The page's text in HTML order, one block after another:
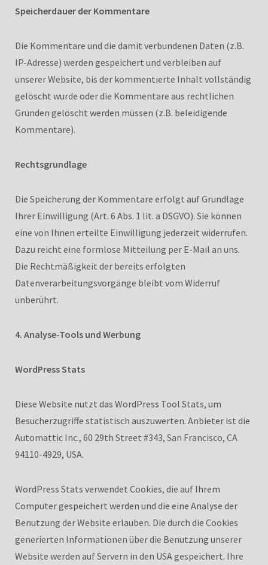
Speicherdauer der Kommentare
Die Kommentare und die damit verbundenen Daten (z.B.
IP-Adresse) werden gespeichert und verbleiben auf
unserer Website, bis der kommentierte Inhalt vollständig
gelöscht wurde oder die Kommentare aus rechtlichen
Gründen gelöscht werden müssen (z.B. beleidigende
Kommentare).
Rechtsgrundlage
Die Speicherung der Kommentare erfolgt auf Grundlage
Ihrer Einwilligung (Art. 6 Abs. 1 lit. a DSGVO). Sie können
eine von Ihnen erteilte Einwilligung jederzeit widerrufen.
Dazu reicht eine formlose Mitteilung per E-Mail an uns.
Die Rechtmäßigkeit der bereits erfolgten
Datenverarbeitungsvorgänge bleibt vom Widerruf
unberührt.
4. Analyse-Tools und Werbung
WordPress Stats
Diese Website nutzt das WordPress Tool Stats, um
Besucherzugriffe statistisch auszuwerten. Anbieter ist die
Automattic Inc., 60 29th Street #343, San Francisco, CA
94110-4929, USA.
WordPress Stats verwendet Cookies, die auf Ihrem
Computer gespeichert werden und die eine Analyse der
Benutzung der Website erlauben. Die durch die Cookies
generierten Informationen über die Benutzung unserer
Website werden auf Servern in den USA gespeichert. Ihre